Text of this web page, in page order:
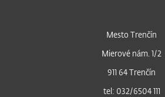
Mesto Trenčín
Mierové nám. 1/2
911 64 Trenčín
tel: 032/6504 111